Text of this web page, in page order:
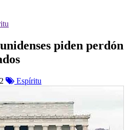
piden perdón
Espíritu